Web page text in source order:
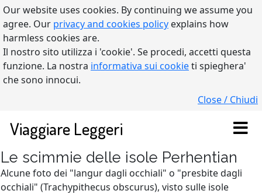
Our website uses cookies. By continuing we assume you
agree. Our privacy and cookies policy explains how
harmless cookies are.
Il nostro sito utilizza i 'cookie'. Se procedi, accetti questa
funzione. La nostra informativa sui cookieti spieghera'
che sono innocui.
Close / Chiudi
Viaggiare Leggeri
Le scimmie delle isole Perhentian
Alcune foto dei "langur dagli occhiali" o "presbite dagli
occhiali" (Trachypithecus obscurus), visto sulle isole